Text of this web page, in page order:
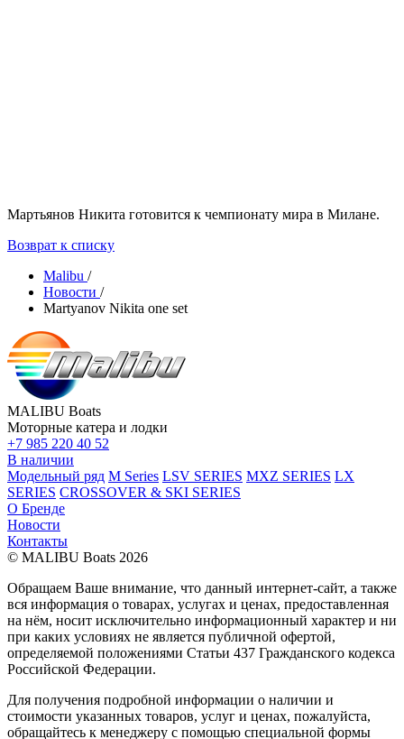
Мартьянов Никита готовится к чемпионату мира в Милане.
Возврат к списку
Malibu /
Новости /
Martyanov Nikita one set
MALIBU Boats
Моторные катера и лодки
+7 985 220 40 52
В наличии
Модельный ряд M Series LSV SERIES MXZ SERIES LX
SERIES CROSSOVER & SKI SERIES
О Бренде
Новости
Контакты
© MALIBU Boats 2026
Обращаем Ваше внимание, что данный интернет-сайт, а также
вся информация о товарах, услугах и ценах, предоставленная
на нём, носит исключительно информационный характер и ни
при каких условиях не является публичной офертой,
определяемой положениями Статьи 437 Гражданского кодекса
Российской Федерации.
Для получения подробной информации о наличии и
стоимости указанных товаров, услуг и ценах, пожалуйста,
обращайтесь к менеджеру с помощью специальной формы